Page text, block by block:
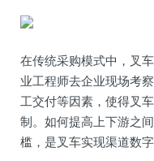
在传统采购模式中，叉
业工程师去企业现场考
工交付等因素，使得叉
制。如何提高上下游之
槛，是叉车实现渠道数